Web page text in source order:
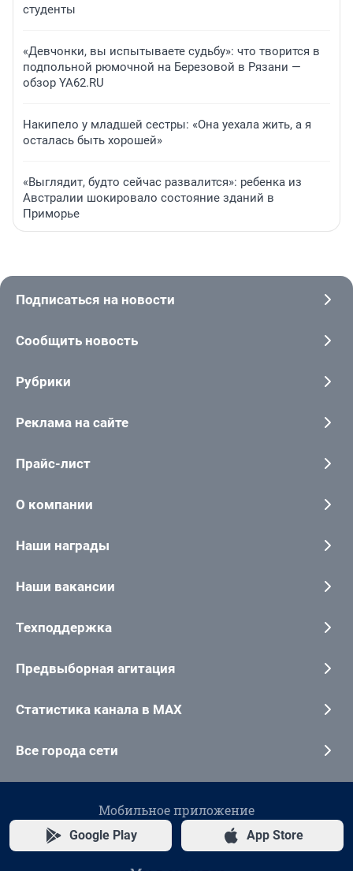
студенты
«Девчонки, вы испытываете судьбу»: что творится в
подпольной рюмочной на Березовой в Рязани —
обзор YA62.RU
Накипело у младшей сестры: «Она уехала жить, а я
осталась быть хорошей»
«Выглядит, будто сейчас развалится»: ребенка из
Австралии шокировало состояние зданий в
Приморье
Подписаться на новости
Сообщить новость
Рубрики
Реклама на сайте
Прайс-лист
О компании
Наши награды
Наши вакансии
Техподдержка
Предвыборная агитация
Статистика канала в MAX
Все города сети
Мобильное приложение
Google Play App Store